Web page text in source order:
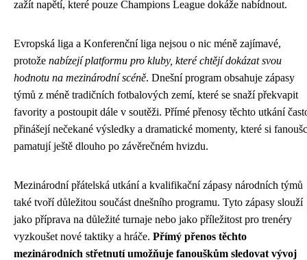
zažít napětí, které pouze Champions League dokáže nabídnout.
Evropská liga a Konferenční liga nejsou o nic méně zajímavé,
protože nabízejí platformu pro kluby, které chtějí dokázat svou
hodnotu na mezinárodní scéně. Dnešní program obsahuje zápasy
týmů z méně tradičních fotbalových zemí, které se snaží překvapit
favority a postoupit dále v soutěži. Přímé přenosy těchto utkání
přinášejí nečekané výsledky a dramatické momenty, které si
pamatují ještě dlouho po závěrečném hvizdu.
Mezinárodní přátelská utkání a kvalifikační zápasy národních týmů
také tvoří důležitou součást dnešního programu. Tyto zápasy slouží
jako příprava na důležité turnaje nebo jako příležitost pro trenéry
vyzkoušet nové taktiky a hráče. Přímý přenos těchto
mezinárodních střetnutí umožňuje fanouškům sledovat vývoj